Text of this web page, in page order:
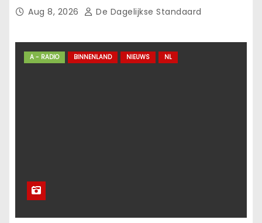
Aug 8, 2026 De Dagelijkse Standaard
A - RADIO BINNENLAND NIEUWS NL